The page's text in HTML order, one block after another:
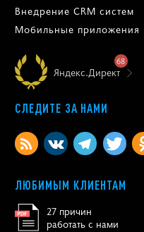
Внедрение CRM систем
Мобильные приложения
Яндекс.Директ
68
СЛЕДИТЕ ЗА НАМИ
ЛЮБИМЫМ КЛИЕНТАМ
27 причин
работать с нами